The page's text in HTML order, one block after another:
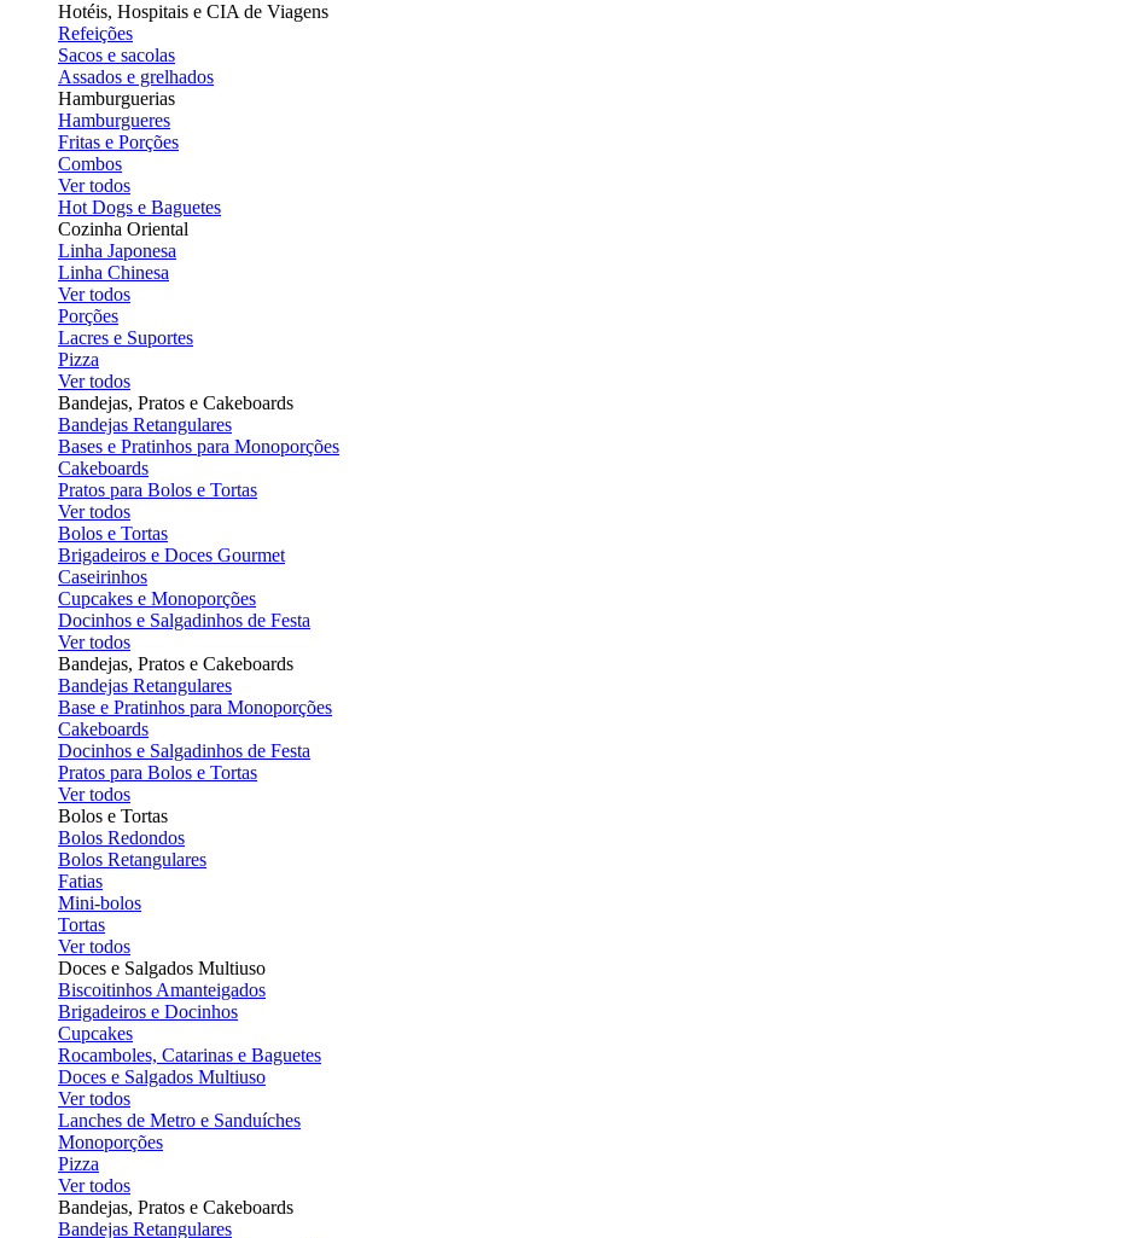
Hotéis, Hospitais e CIA de Viagens
Refeições
Sacos e sacolas
Assados e grelhados
Hamburguerias
Hamburgueres
Fritas e Porções
Combos
Ver todos
Hot Dogs e Baguetes
Cozinha Oriental
Linha Japonesa
Linha Chinesa
Ver todos
Porções
Lacres e Suportes
Pizza
Ver todos
Bandejas, Pratos e Cakeboards
Bandejas Retangulares
Bases e Pratinhos para Monoporções
Cakeboards
Pratos para Bolos e Tortas
Ver todos
Bolos e Tortas
Brigadeiros e Doces Gourmet
Caseirinhos
Cupcakes e Monoporções
Docinhos e Salgadinhos de Festa
Ver todos
Bandejas, Pratos e Cakeboards
Bandejas Retangulares
Base e Pratinhos para Monoporções
Cakeboards
Docinhos e Salgadinhos de Festa
Pratos para Bolos e Tortas
Ver todos
Bolos e Tortas
Bolos Redondos
Bolos Retangulares
Fatias
Mini-bolos
Tortas
Ver todos
Doces e Salgados Multiuso
Biscoitinhos Amanteigados
Brigadeiros e Docinhos
Cupcakes
Rocamboles, Catarinas e Baguetes
Doces e Salgados Multiuso
Ver todos
Lanches de Metro e Sanduíches
Monoporções
Pizza
Ver todos
Bandejas, Pratos e Cakeboards
Bandejas Retangulares